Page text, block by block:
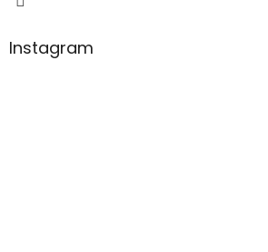
Instagram